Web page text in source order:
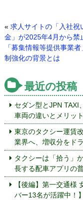
« 求人サイトの「入社祝
金」が2025年4月から禁
「募集情報等提供事業者
制強化の背景とは
最近の投稿
セダン型とJPN TAXI
車両の違いとメリッ
東京のタクシー運賃
業界へ、増収分をド
タクシーは「拾う」
長する配車アプリの
【後編】第一交通様
バー13名が活躍中！